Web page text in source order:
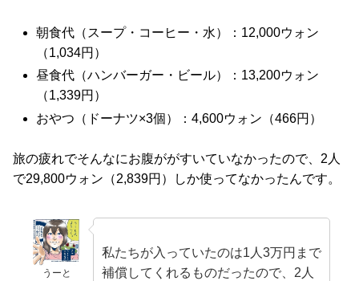
朝食代（スープ・コーヒー・水）：12,000ウォン
（1,034円）
昼食代（ハンバーガー・ビール）：13,200ウォン
（1,339円）
おやつ（ドーナツ×3個）：4,600ウォン（466円）
旅の疲れでそんなにお腹ががすいていなかったので、2人
で29,800ウォン（2,839円）しか使ってなかったんです。
うーと
私たちが入っていたのは1人3万円まで
補償してくれるものだったので、2人